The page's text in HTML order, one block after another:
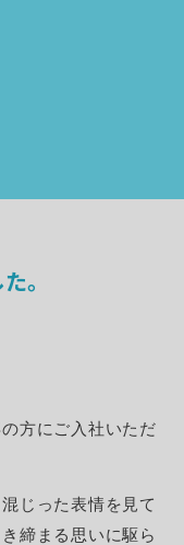
。
方にご入社いただ
じった表情を見て
締まる思いに駆ら